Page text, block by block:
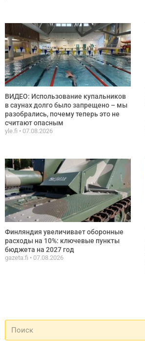
ВИДЕО: Использование купальников
в саунах долго было запрещено – мы
разобрались, почему теперь это не
считают опасным
yle.fi 07.08.2026
Финляндия увеличивает оборонные
расходы на 10%: ключевые пункты
бюджета на 2027 год
gazeta.fi 07.08.2026